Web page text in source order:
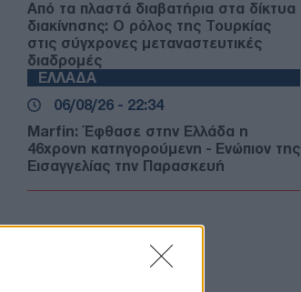
Από τα πλαστά διαβατήρια στα δίκτυα
διακίνησης: Ο ρόλος της Τουρκίας
στις σύγχρονες μεταναστευτικές
διαδρομές
ΕΛΛΑΔΑ
06/08/26 - 22:34
Marfin: Έφθασε στην Ελλάδα η
46χρονη κατηγορούμενη - Ενώπιον της
Εισαγγελίας την Παρασκευή
κατασκευή του πρώτου ελληνικού
σύγχρονου δασοπυροσβεστικού